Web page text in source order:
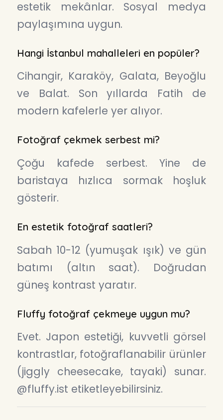
estetik mekânlar. Sosyal medya
paylaşımına uygun.
Hangi İstanbul mahalleleri en popüler?
Cihangir, Karaköy, Galata, Beyoğlu
ve Balat. Son yıllarda Fatih de
modern kafelerle yer alıyor.
Fotoğraf çekmek serbest mi?
Çoğu kafede serbest. Yine de
baristaya hızlıca sormak hoşluk
gösterir.
En estetik fotoğraf saatleri?
Sabah 10-12 (yumuşak ışık) ve gün
batımı (altın saat). Doğrudan
güneş kontrast yaratır.
Fluffy fotoğraf çekmeye uygun mu?
Evet. Japon estetiği, kuvvetli görsel
kontrastlar, fotoğraflanabilir ürünler
(jiggly cheesecake, tayaki) sunar.
@fluffy.ist etiketleyebilirsiniz.